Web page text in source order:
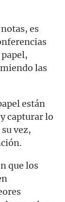
es
las
están
capturar lo
vez,
que los